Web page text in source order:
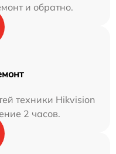
и обратно.
техники Hikvision
2 часов.